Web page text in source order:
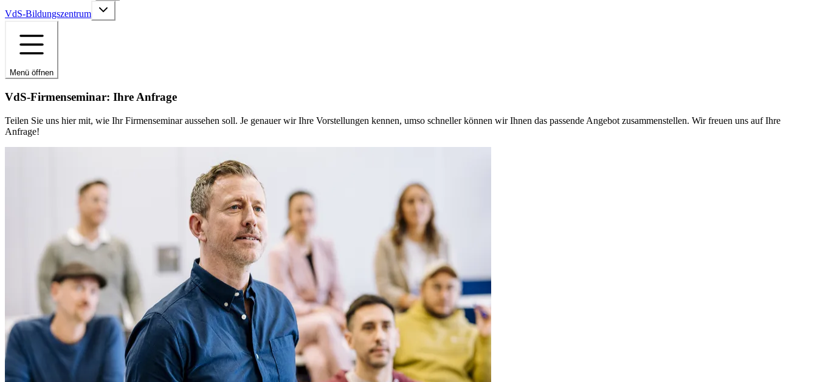
VdS-Bildungszentrum
Menü öffnen
VdS-Firmenseminar: Ihre Anfrage
Teilen Sie uns hier mit, wie Ihr Firmenseminar aussehen soll. Je genauer wir Ihre Vorstellungen kennen, umso schneller können wir Ihnen das passende Angebot zusammenstellen. Wir freuen uns auf Ihre
Anfrage!